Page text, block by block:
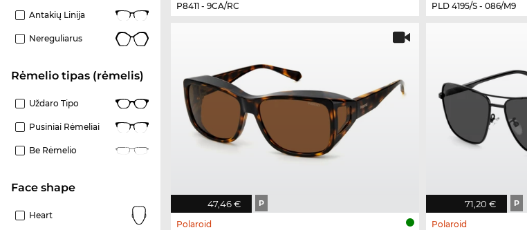
Antakių Linija
Nereguliarus
Rėmelio tipas (rėmelis)
Uždaro Tipo
Pusiniai Rėmeliai
Be Rėmelio
Face shape
Heart
P8411 - 9CA/RC
PLD 4195/S - 086/M9
47,46 € P
Polaroid
71,20 € P
Polaroid